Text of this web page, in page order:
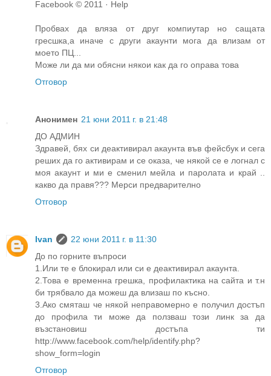
Facebook © 2011 · Help
Пробвах да вляза от друг компиутар но сащата
гресшка,а иначе с други акаунти мога да влизам от
моето ПЦ...
Може ли да ми обясни някои как да го оправа това
Отговор
Анонимен 21 юни 2011 г. в 21:48
ДО АДМИН
Здравей, бях си деактивирал акаунта във фейсбук и сега
реших да го активирам и се оказа, че някой се е логнал с
моя акаунт и ми е сменил мейла и паролата и край ..
какво да правя??? Мерси предварително
Отговор
Ivan
22 юни 2011 г. в 11:30
До по горните въпроси
1.Или те е блокирал или си е деактивирал акаунта.
2.Това е временна грешка, профилактика на сайта и т.н
би трябвало да можеш да влизаш по късно.
3.Ако смяташ че някой неправомерно е получил достъп
до профила ти може да ползваш този линк за да
възстановиш достъпа ти
http://www.facebook.com/help/identify.php?
show_form=login
Отговор